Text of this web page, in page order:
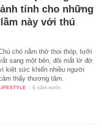
tỉnh cho những
này với thú
chó nằm thở thoi thóp, lưỡi
sang một bên, đôi mắt lờ đờ
kiệt sức khiến nhiều người
thấy thương tâm.
LIFESTYLE - 6 năm trước